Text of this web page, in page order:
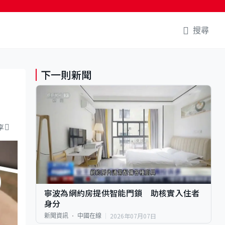
搜尋
下一則新聞
寧波為網約房提供智能門鎖 助核實入住者
身分
新聞資訊 中國在線 2026年07月07日